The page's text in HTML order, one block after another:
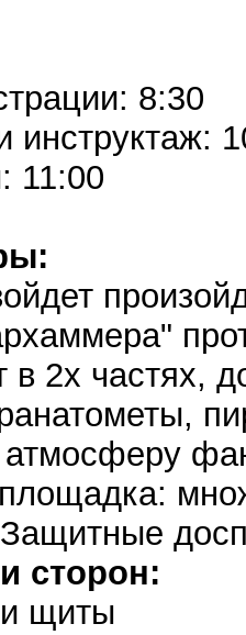
8:30
инструктаж:
11:00
в 2х частях,
атмосферу
сторон:
щиты